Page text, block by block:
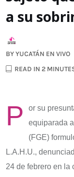
a su
BYYUCATÁN EN VIVO
READ IN 2
P
or su
equiparada
(FGE)
L.A.H.U.,
24 de febrero en la